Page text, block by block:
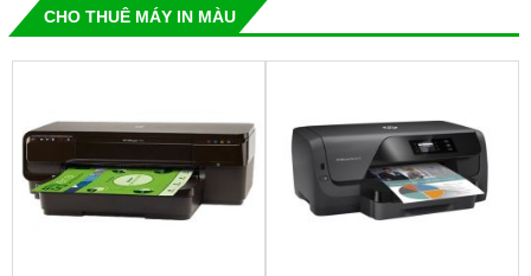
CHO THUÊ MÁY IN MÀU